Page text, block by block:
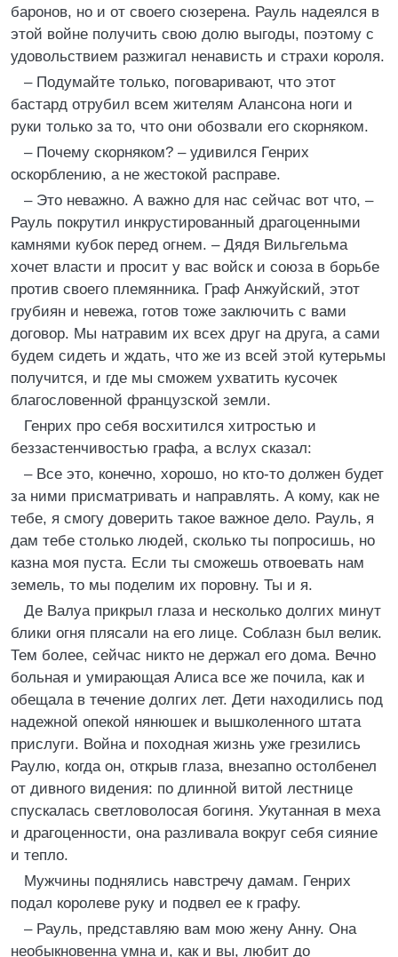
баронов, но и от своего сюзерена. Рауль надеялся в
этой войне получить свою долю выгоды, поэтому с
удовольствием разжигал ненависть и страхи короля.
– Подумайте только, поговаривают, что этот
бастард отрубил всем жителям Алансона ноги и
руки только за то, что они обозвали его скорняком.
– Почему скорняком? – удивился Генрих
оскорблению, а не жестокой расправе.
– Это неважно. А важно для нас сейчас вот что, –
Рауль покрутил инкрустированный драгоценными
камнями кубок перед огнем. – Дядя Вильгельма
хочет власти и просит у вас войск и союза в борьбе
против своего племянника. Граф Анжуйский, этот
грубиян и невежа, готов тоже заключить с вами
договор. Мы натравим их всех друг на друга, а сами
будем сидеть и ждать, что же из всей этой кутерьмы
получится, и где мы сможем ухватить кусочек
благословенной французской земли.
Генрих про себя восхитился хитростью и
беззастенчивостью графа, а вслух сказал:
– Все это, конечно, хорошо, но кто-то должен будет
за ними присматривать и направлять. А кому, как не
тебе, я смогу доверить такое важное дело. Рауль, я
дам тебе столько людей, сколько ты попросишь, но
казна моя пуста. Если ты сможешь отвоевать нам
земель, то мы поделим их поровну. Ты и я.
Де Валуа прикрыл глаза и несколько долгих минут
блики огня плясали на его лице. Соблазн был велик.
Тем более, сейчас никто не держал его дома. Вечно
больная и умирающая Алиса все же почила, как и
обещала в течение долгих лет. Дети находились под
надежной опекой нянюшек и вышколенного штата
прислуги. Война и походная жизнь уже грезились
Раулю, когда он, открыв глаза, внезапно остолбенел
от дивного видения: по длинной витой лестнице
спускалась светловолосая богиня. Укутанная в меха
и драгоценности, она разливала вокруг себя сияние
и тепло.
Мужчины поднялись навстречу дамам. Генрих
подал королеве руку и подвел ее к графу.
– Рауль, представляю вам мою жену Анну. Она
необыкновенна умна и, как и вы, любит до